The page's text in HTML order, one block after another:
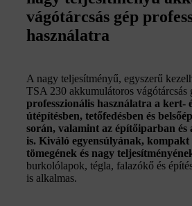
vágótárcsás gép
használatra
A nagy teljesítményű, egyszerű
TSA 230 akkumulátoros vágótárcsás
professzionális használatra a kert-
útépítésben, tetőfedésben és
során, valamint az építőiparban és
is. Kiváló egyensúlyának,
tömegének és nagy
burkolólapok, tégla, falazókő és
is alkalmas.